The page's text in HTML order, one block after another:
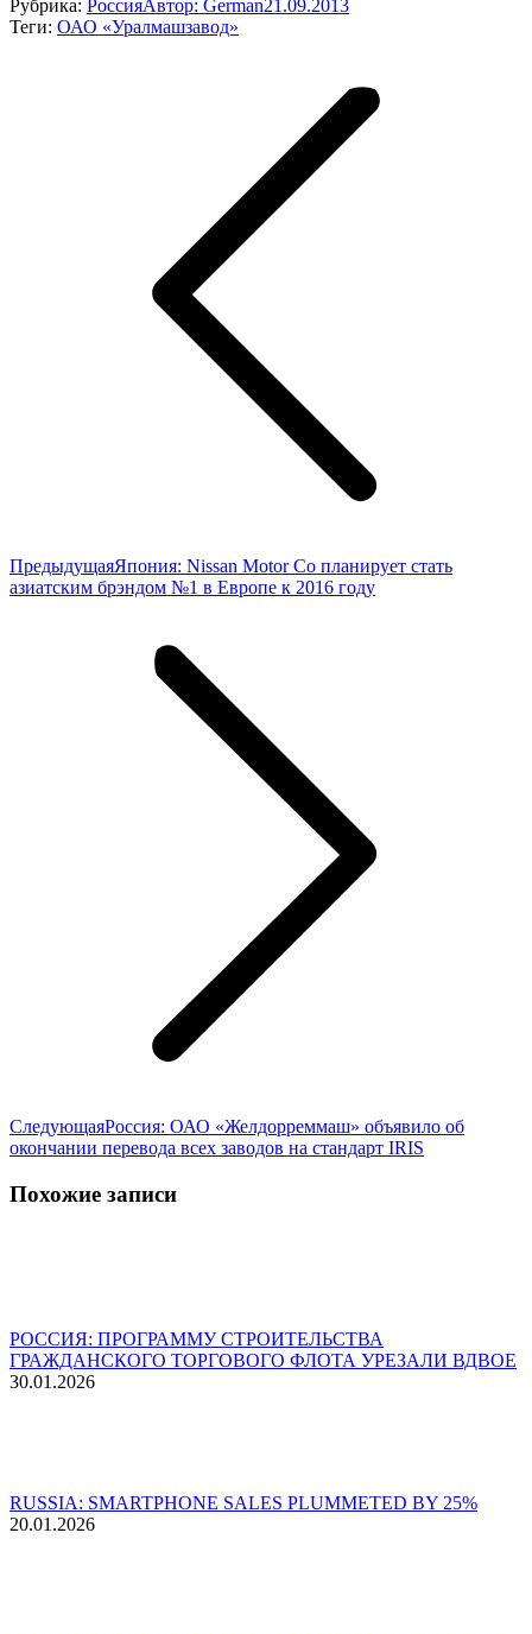
Рубрика: РоссияАвтор: German21.09.2013
Теги: ОАО «Уралмашзавод»
ПредыдущаяПредыдущая
запись:
Япония: Nissan Motor Co планирует стать
азиатским брэндом №1 в Европе к 2016 году
СледующаяСледующая
запись:
Россия: ОАО «Желдорреммаш» объявило об
окончании перевода всех заводов на стандарт IRIS
Похожие записи
РОССИЯ: ПРОГРАММУ СТРОИТЕЛЬСТВА
ГРАЖДАНСКОГО ТОРГОВОГО ФЛОТА УРЕЗАЛИ ВДВОЕ
30.01.2026
RUSSIA: SMARTPHONE SALES PLUMMETED BY 25%
20.01.2026